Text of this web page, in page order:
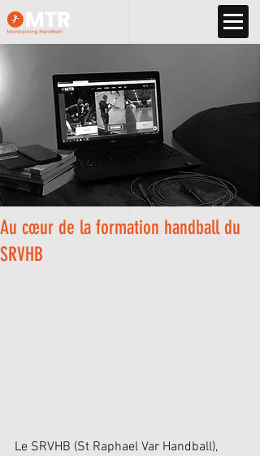
Au cœur de la formation handball du
SRVHB
Le SRVHB (St Raphael Var Handball),